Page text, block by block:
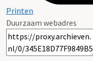
Printen
Duurzaam webadres